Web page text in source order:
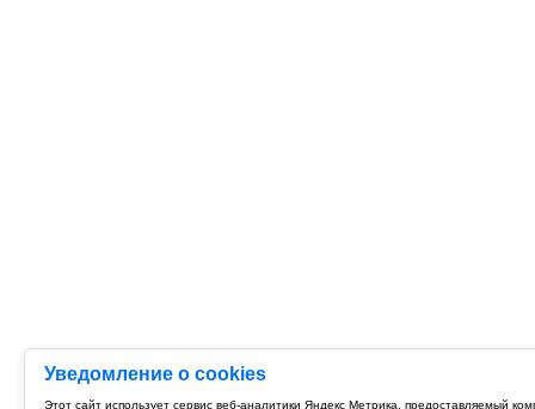
Уведомление о cookies
Этот сайт использует сервис веб-аналитики Яндекс Метрика, предоставляемый